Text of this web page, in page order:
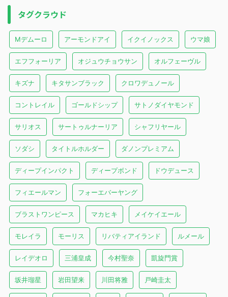
タグクラウド
Mデムーロ アーモンドアイ イクイノックス ウマ娘
エフフォーリア オジュウチョウサン オルフェーヴル
キズナ キタサンブラック クロワデュノール
コントレイル ゴールドシップ サトノダイヤモンド
サリオス サートゥルナーリア シャフリヤール
ソダシ タイトルホルダー ダノンプレミアム
ディープインパクト ディープボンド ドウデュース
フィエールマン フォーエバーヤング
ブラストワンピース マカヒキ メイケイエール
モレイラ モーリス リバティアイランド ルメール
レイデオロ 三浦皇成 今村聖奈 凱旋門賞
坂井瑠星 岩田望来 川田将雅 戸崎圭太